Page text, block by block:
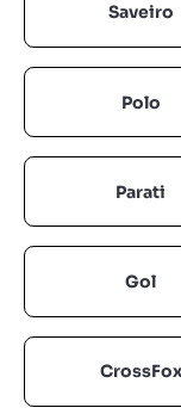
Saveiro
Polo
Parati
Gol
CrossFox